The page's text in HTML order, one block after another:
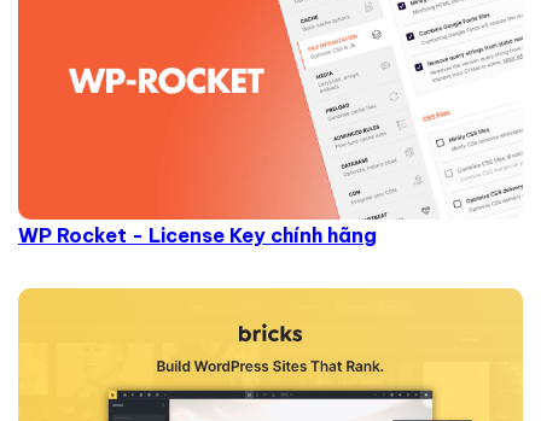
WP Rocket - License Key chính hãng